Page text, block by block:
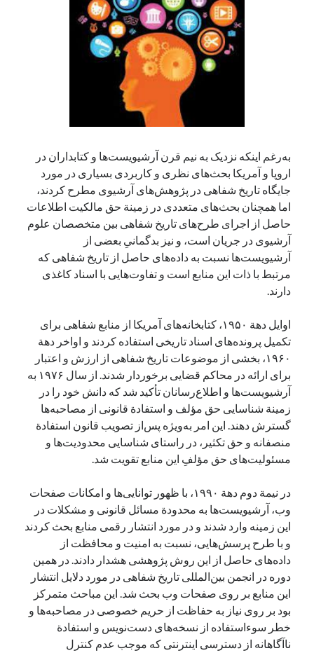
آخرین دیدگاه‌ها
مَه‌لقا مَلّاح، حافظ محیط زیست ایران
جست‌وجو
به‌رغم اینکه نزدیک به نیم قرن آرشیویست‌ها و کتابداران در
اروپا و آمریکا بحث‌های نظری و کاربردی بسیاری در مورد
جایگاه تاریخ شفاهی در پژوهش‌های آرشیوی مطرح کردند،
اما همچنان بحث‌های متعددی در زمینة حق مالکیت اطلاعات
حاصل از اجرای طرح‌های تاریخ شفاهی بین متخصصان علوم
آرشیوی در جریان است، و نیز بدگمانیِ بعضی از
آرشیویست‌ها نسبت به داده‌های حاصل از تاریخ شفاهی که
مرتبط با ذات این منابع است و تفاوت‌هایی با اسناد کاغذی
دارند.
اوایل دهة ۱۹۵۰، کتابخانه‌های آمریکا از منابع شفاهی برای
تکمیل پرونده‌های اسناد تاریخی استفاده کردند و اواخر دهة
۱۹۶۰، بخشی از موضوعات تاریخ شفاهی از ارزش و اعتبار
برای ارائه در محاکم قضایی برخوردار شدند. از سال ۱۹۷۶ به
آرشیویست‌ها و اطلاع‌رسانان تأکید شد که دانش خود را در
زمینة شناسایی حق مؤلف و استفادة قانونی از مصاحبه‌ها
گسترش دهند. این امر به‌ویژه پس‌از تصویب قانون استفادة
منصفانه و حق تکثیر، در راستای شناسایی محدودیت‌ها و
مسئولیت‌های حق مؤلفِ این منابع تقویت شد.
در نیمة دوم دهة ۱۹۹۰، با ظهور توانایی‌ها و امکانات صفحات
وب، آرشیویست‌ها به محدودة مسائل قانونی و مشکلات در
این زمینه وارد شدند و در مورد انتشار رقمی منابع بحث کردند
و با طرح پرسش‌هایی، نسبت به امنیت و محافظت از
داده‌های حاصل از این روش پژوهشی هشدار دادند. در همین
دوره در انجمن بین‌المللی تاریخ شفاهی در مورد دلایل انتشار
این منابع بر روی صفحات وب بحث شد. این مباحث متمرکز
بود بر روی نیاز به حفاظت از حریم خصوصی در مصاحبه‌ها و
خطر سوء‌استفاده از نسخه‌های دست‌نویس و استفادة
ناآگاهانه از دسترسی اینترنتی که موجب عدم کنترل